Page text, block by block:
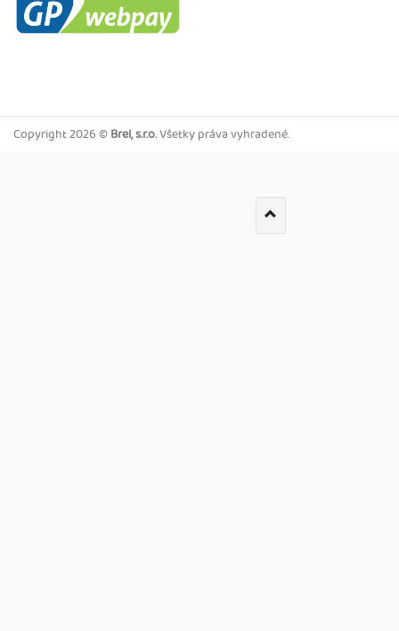
Copyright2026 ©Brel, s.r.o.Všetky práva vyhradené.